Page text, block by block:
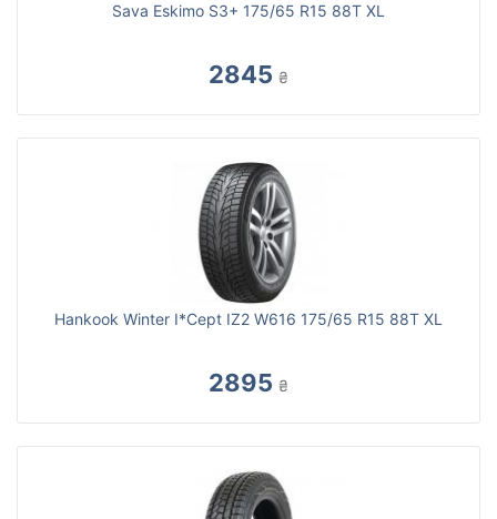
Sava Eskimo S3+ 175/65 R15 88T XL
2845 ₴
Hankook Winter I*Cept IZ2 W616 175/65 R15 88T XL
2895 ₴